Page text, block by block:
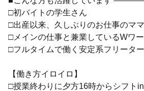
□初バイトの学生さん
□出産以来、久しぶりのお仕事のマ
□メインの仕事と兼業しているWワ
□フルタイムで働く安定系フリータ
【働き方イロイロ】
□授業終わりに夕方16時からシフトin